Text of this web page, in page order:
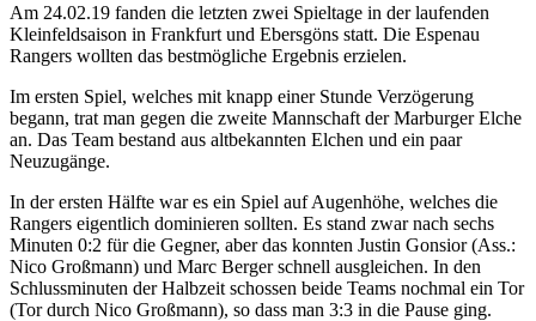
Am 24.02.19 fanden die letzten zwei Spieltage in der laufenden
Kleinfeldsaison in Frankfurt und Ebersgöns statt. Die Espenau
Rangers wollten das bestmögliche Ergebnis erzielen.
Im ersten Spiel, welches mit knapp einer Stunde Verzögerung
begann, trat man gegen die zweite Mannschaft der Marburger Elche
an. Das Team bestand aus altbekannten Elchen und ein paar
Neuzugänge.
In der ersten Hälfte war es ein Spiel auf Augenhöhe, welches die
Rangers eigentlich dominieren sollten. Es stand zwar nach sechs
Minuten 0:2 für die Gegner, aber das konnten Justin Gonsior (Ass.:
Nico Großmann) und Marc Berger schnell ausgleichen. In den
Schlussminuten der Halbzeit schossen beide Teams nochmal ein Tor
(Tor durch Nico Großmann), so dass man 3:3 in die Pause ging.